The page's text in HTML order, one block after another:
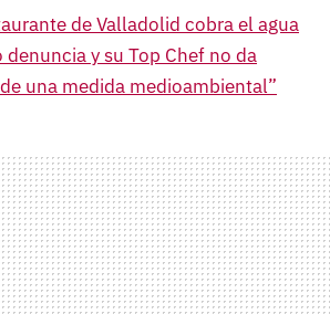
de Valladolid cobra el agua
y su Top Chef no da
una medida medioambiental”